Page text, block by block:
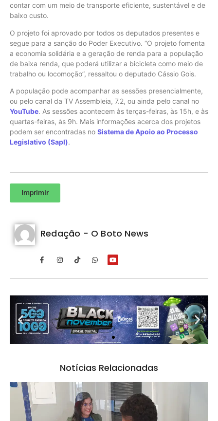
contar com um meio de transporte eficiente, sustentável e de
baixo custo.
O projeto foi aprovado por todos os deputados presentes e
segue para a sanção do Poder Executivo. “O projeto fomenta
a economia solidária e a geração de renda para a população
de baixa renda, que poderá utilizar a bicicleta como meio de
trabalho ou locomoção”, ressaltou o deputado Cássio Gois.
A população pode acompanhar as sessões presencialmente,
ou pelo canal da TV Assembleia, 7.2, ou ainda pelo canal no
YouTube. As sessões acontecem às terças-feiras, às 15h, e às
quartas-feiras, às 9h. Mais informações acerca dos projetos
podem ser encontradas no Sistema de Apoio ao Processo
Legislativo (Sapl).
Imprimir
Redação - O Boto News
Notícias Relacionadas